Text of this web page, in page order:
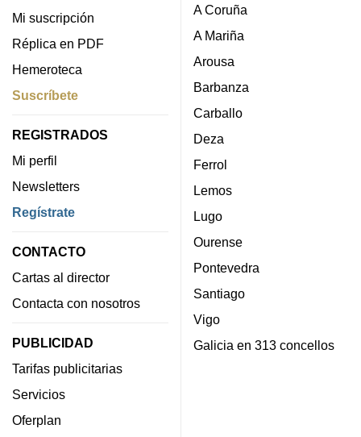
Mi suscripción
Réplica en PDF
Hemeroteca
Suscríbete
REGISTRADOS
Mi perfil
Newsletters
Regístrate
CONTACTO
Cartas al director
Contacta con nosotros
PUBLICIDAD
Tarifas publicitarias
Servicios
Oferplan
A Coruña
A Mariña
Arousa
Barbanza
Carballo
Deza
Ferrol
Lemos
Lugo
Ourense
Pontevedra
Santiago
Vigo
Galicia en 313 concellos